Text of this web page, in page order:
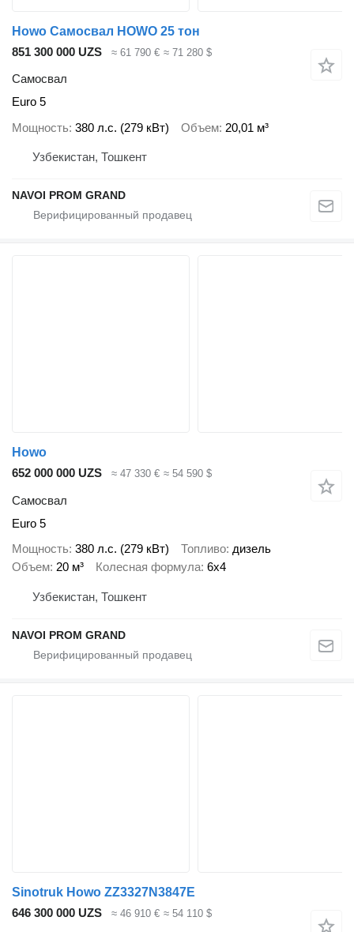
Howo Самосвал HOWO 25 тон
851 300 000 UZS
≈ 61 790 € ≈ 71 280 $
Самосвал
Euro 5
Мощность 380 л.с. (279 кВт) Объем 20,01 м³
Узбекистан, Тошкент
NAVOI PROM GRAND
Howo
652 000 000 UZS
≈ 47 330 € ≈ 54 590 $
Самосвал
Euro 5
Мощность 380 л.с. (279 кВт) Топливо дизель
Объем 20 м³ Колесная формула 6x4
Узбекистан, Тошкент
NAVOI PROM GRAND
Sinotruk Howo ZZ3327N3847E
646 300 000 UZS
≈ 46 910 € ≈ 54 110 $